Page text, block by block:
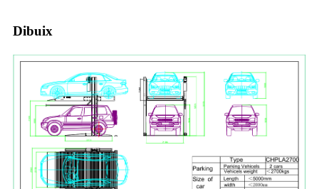
Dibuix